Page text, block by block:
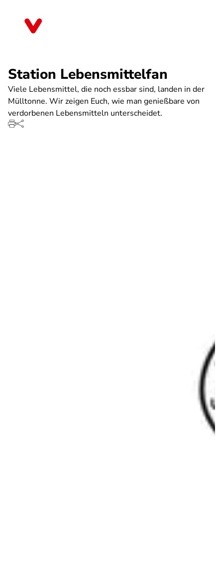
Station Lebensmittelfan
Viele Lebensmittel, die noch essbar sind, landen in der
Mülltonne. Wir zeigen Euch, wie man genießbare von
verdorbenen Lebensmitteln unterscheidet.